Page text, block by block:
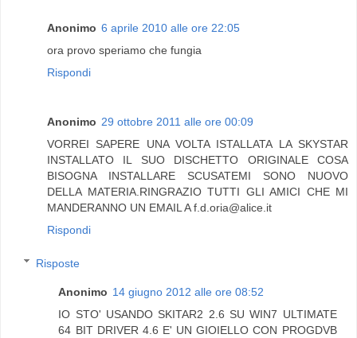
Anonimo 6 aprile 2010 alle ore 22:05
ora provo speriamo che fungia
Rispondi
Anonimo 29 ottobre 2011 alle ore 00:09
VORREI SAPERE UNA VOLTA ISTALLATA LA SKYSTAR
INSTALLATO IL SUO DISCHETTO ORIGINALE COSA
BISOGNA INSTALLARE SCUSATEMI SONO NUOVO
DELLA MATERIA.RINGRAZIO TUTTI GLI AMICI CHE MI
MANDERANNO UN EMAIL A f.d.oria@alice.it
Rispondi
Risposte
Anonimo 14 giugno 2012 alle ore 08:52
IO STO' USANDO SKITAR2 2.6 SU WIN7 ULTIMATE
64 BIT DRIVER 4.6 E' UN GIOIELLO CON PROGDVB